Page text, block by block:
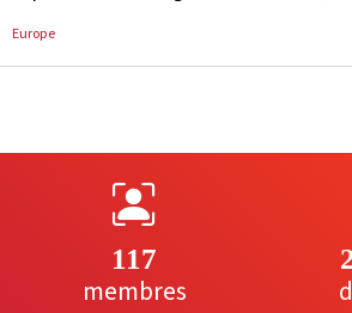
Europe
117
membres